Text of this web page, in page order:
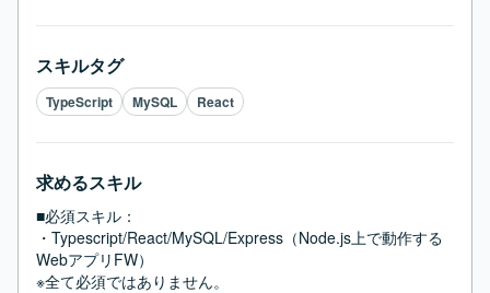
スキルタグ
TypeScript MySQL React
求めるスキル
■必須スキル：
・Typescript/React/MySQL/Express（Node.js上で動作する
WebアプリFW）
※全て必須ではありません。